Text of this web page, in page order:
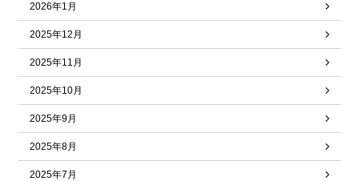
2026年1月
2025年12月
2025年11月
2025年10月
2025年9月
2025年8月
2025年7月